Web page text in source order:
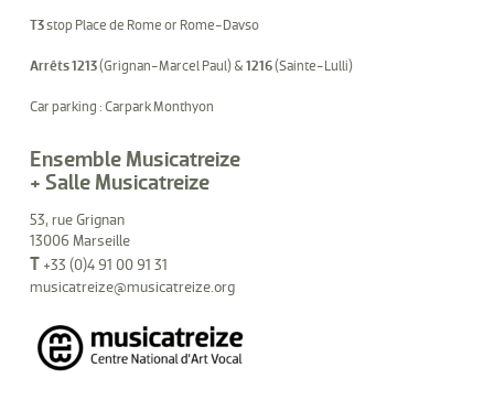
T3stop Place de Rome or Rome-Davso
Arrêts 1213(Grignan-Marcel Paul) & 1216(Sainte-Lulli)
Car parking : Carpark Monthyon
Ensemble Musicatreize
+ Salle Musicatreize
53, rue Grignan
13006 Marseille
T+33 (0)4 91 00 91 31
musicatreize@musicatreize.org